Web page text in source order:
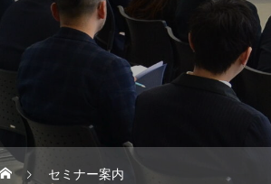
セミナー案内